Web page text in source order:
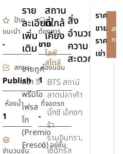
ป้าย
แนะนำ
-
ต้องการ
ขาย
สถานะ
Publish
ห้องนอน
1
ห้องน้ำ
1
ที่จอดรถ
-
จำนวนชั้น
อยู่ชั้น
ราย
ละเอียด
เพิ่ม
เติม
ขายถูก
กว่า !!
พรีมิโอ
เฟรส
โก
(Premio
Fresco)
สถาน
ที่ใกล้
เคียง
ไลฟ์
สไตล์
BTS สถานี
ลาดปลาเค้า
บิ๊กซี เอ็กซ์ต
ร้า
รามอินทรา,
เซ็นทรัล
สิ่ง
อำนวย
ความ
สะดวก
สระ
ว่าย
น้ำ
เครื่อง
ปรับ
อากาศ
ราคา
ขาย
ราคา
เช่า
สน
ทรั